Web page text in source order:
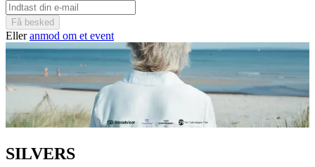
Få besked
Elleranmod om et event
SILVERS